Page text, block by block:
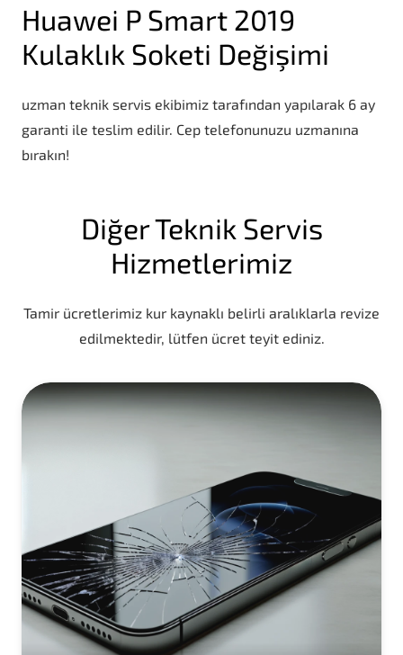
Huawei P Smart 2019
Kulaklık Soketi Değişimi
uzman teknik servis ekibimiz tarafından yapılarak 6 ay
garanti ile teslim edilir. Cep telefonunuzu uzmanına
bırakın!
Diğer Teknik Servis
Hizmetlerimiz
Tamir ücretlerimiz kur kaynaklı belirli aralıklarla revize
edilmektedir, lütfen ücret teyit ediniz.